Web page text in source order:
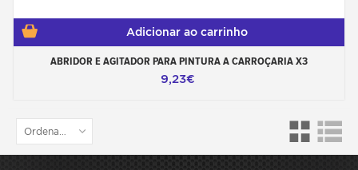
Adicionar ao carrinho
ABRIDOR E AGITADOR PARA PINTURA A CARROÇARIA X3
9,23€
Ordenar por